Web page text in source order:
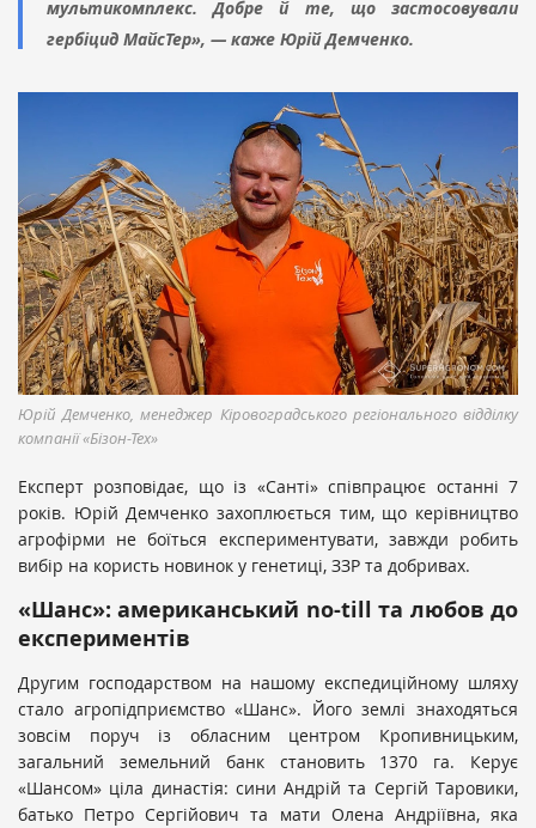
мультикомплекс. Добре й те, що застосовували
гербіцид МайсТер», — каже Юрій Демченко.
Юрій Демченко, менеджер Кіровоградського регіонального відділку
компанії «Бізон-Тех»
Експерт розповідає, що із «Санті» співпрацює останні 7
років. Юрій Демченко захоплюється тим, що керівництво
агрофірми не боїться експериментувати, завжди робить
вибір на користь новинок у генетиці, ЗЗР та добривах.
«Шанс»: американський no-till та любов до
експериментів
Другим господарством на нашому експедиційному шляху
стало агропідприємство «Шанс». Його землі знаходяться
зовсім поруч із обласним центром Кропивницьким,
загальний земельний банк становить 1370 га. Керує
«Шансом» ціла династія: сини Андрій та Сергій Таровики,
батько Петро Сергійович та мати Олена Андріївна, яка